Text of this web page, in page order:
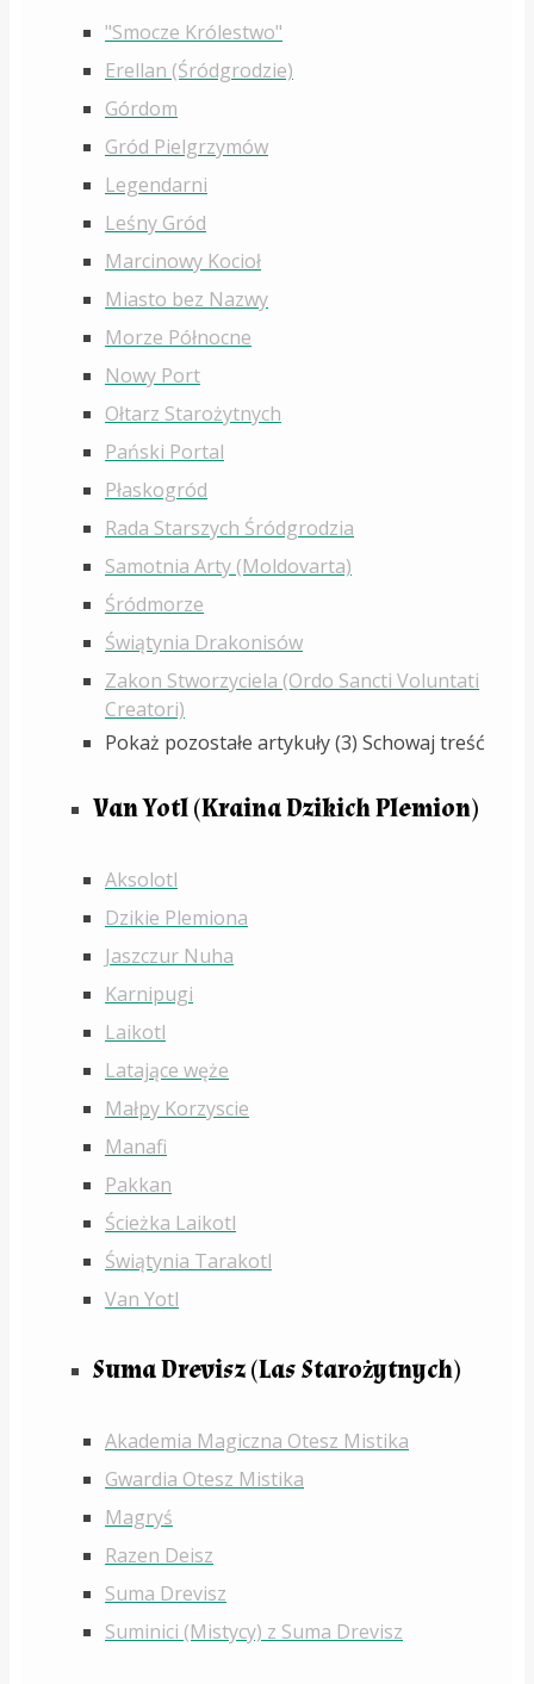
"Smocze Królestwo"
Erellan (Śródgrodzie)
Górdom
Gród Pielgrzymów
Legendarni
Leśny Gród
Marcinowy Kocioł
Miasto bez Nazwy
Morze Północne
Nowy Port
Ołtarz Starożytnych
Pański Portal
Płaskogród
Rada Starszych Śródgrodzia
Samotnia Arty (Moldovarta)
Śródmorze
Świątynia Drakonisów
Zakon Stworzyciela (Ordo Sancti Voluntati
Creatori)
Pokaż pozostałe artykuły (3) Schowaj treść
Van Yotl (Kraina Dzikich Plemion)
Aksolotl
Dzikie Plemiona
Jaszczur Nuha
Karnipugi
Laikotl
Latające węże
Małpy Korzyscie
Manafi
Pakkan
Ścieżka Laikotl
Świątynia Tarakotl
Van Yotl
Suma Drevisz (Las Starożytnych)
Akademia Magiczna Otesz Mistika
Gwardia Otesz Mistika
Magryś
Razen Deisz
Suma Drevisz
Suminici (Mistycy) z Suma Drevisz